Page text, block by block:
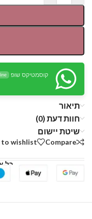
קוסמטיקס שופ
תיאור
חוות דעת (0)
שיטת יישום
Compare
to wishlist
כל